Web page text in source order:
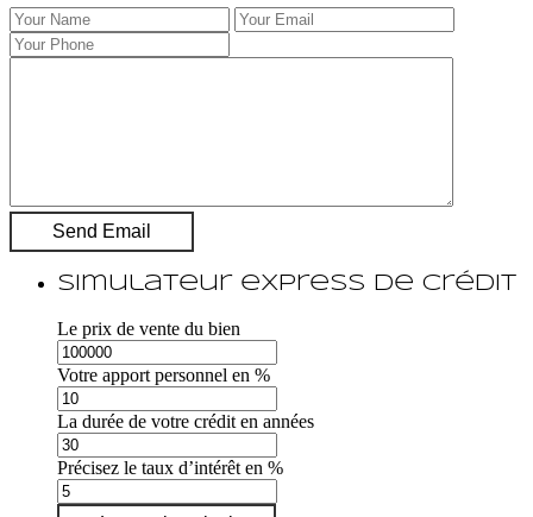
Simulateur express de crédit
Le prix de vente du bien
Votre apport personnel en %
La durée de votre crédit en années
Précisez le taux d’intérêt en %